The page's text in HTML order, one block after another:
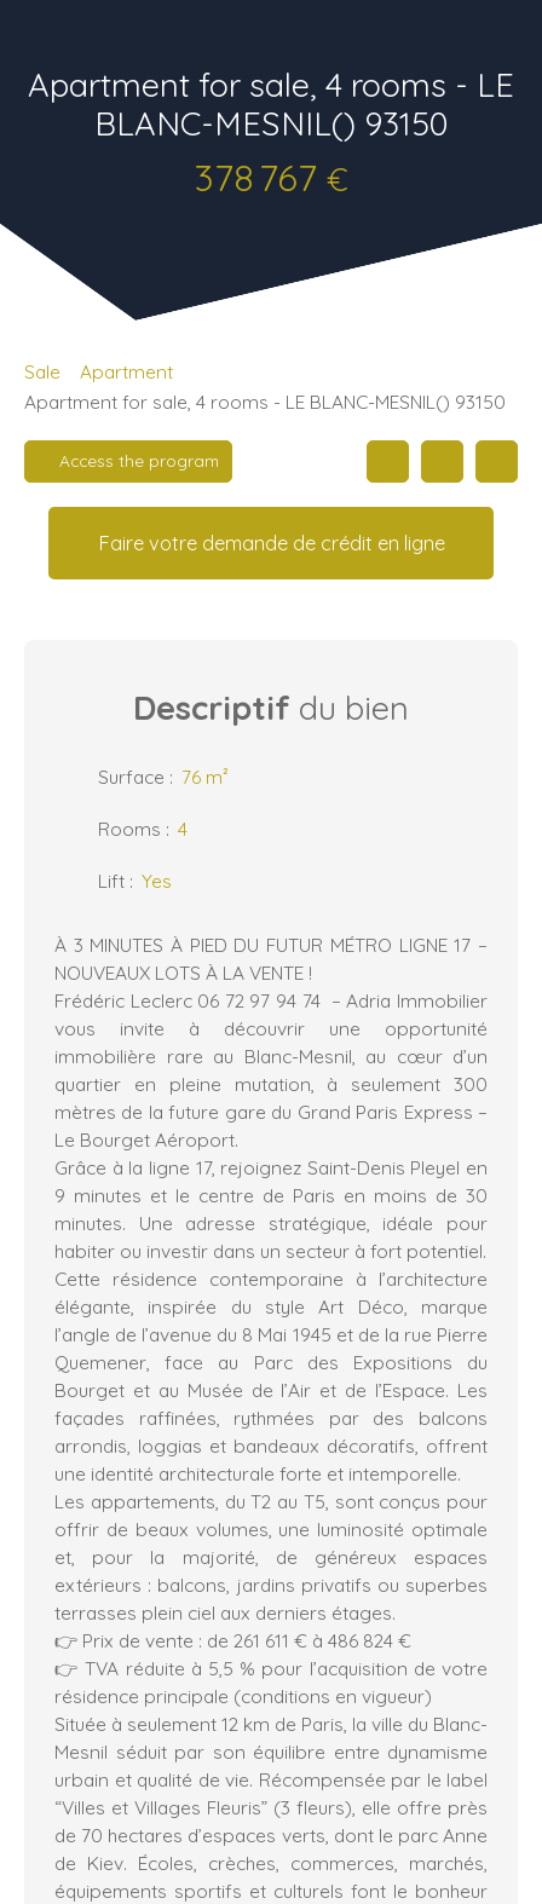
Apartment for sale, 4 rooms - LE
BLANC-MESNIL() 93150
378 767 €
Sale
Apartment
Apartment for sale, 4 rooms - LE BLANC-MESNIL() 93150
Access the program
Faire votre demande de crédit en ligne
Descriptif du bien
Surface : 76 m²
Rooms : 4
Lift : Yes
À 3 MINUTES À PIED DU FUTUR MÉTRO LIGNE 17 –
NOUVEAUX LOTS À LA VENTE !
Frédéric Leclerc 06 72 97 94 74 – Adria Immobilier
vous invite à découvrir une opportunité
immobilière rare au Blanc-Mesnil, au cœur d’un
quartier en pleine mutation, à seulement 300
mètres de la future gare du Grand Paris Express –
Le Bourget Aéroport.
Grâce à la ligne 17, rejoignez Saint-Denis Pleyel en
9 minutes et le centre de Paris en moins de 30
minutes. Une adresse stratégique, idéale pour
habiter ou investir dans un secteur à fort potentiel.
Cette résidence contemporaine à l’architecture
élégante, inspirée du style Art Déco, marque
l’angle de l’avenue du 8 Mai 1945 et de la rue Pierre
Quemener, face au Parc des Expositions du
Bourget et au Musée de l’Air et de l’Espace. Les
façades raffinées, rythmées par des balcons
arrondis, loggias et bandeaux décoratifs, offrent
une identité architecturale forte et intemporelle.
Les appartements, du T2 au T5, sont conçus pour
offrir de beaux volumes, une luminosité optimale
et, pour la majorité, de généreux espaces
extérieurs : balcons, jardins privatifs ou superbes
terrasses plein ciel aux derniers étages.
👉 Prix de vente : de 261 611 € à 486 824 €
👉 TVA réduite à 5,5 % pour l’acquisition de votre
résidence principale (conditions en vigueur)
Située à seulement 12 km de Paris, la ville du Blanc-
Mesnil séduit par son équilibre entre dynamisme
urbain et qualité de vie. Récompensée par le label
“Villes et Villages Fleuris” (3 fleurs), elle offre près
de 70 hectares d’espaces verts, dont le parc Anne
de Kiev. Écoles, crèches, commerces, marchés,
équipements sportifs et culturels font le bonheur